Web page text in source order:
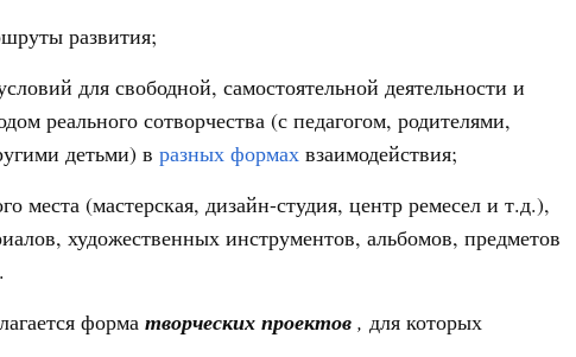
развития;
для свободной, самостоятельной деятельности и
реального сотворчества (с педагогом, родителями,
детьми) в разных формахвзаимодействия;
места (мастерская, дизайн-студия, центр ремесел и т.д.),
художественных инструментов, альбомов, предметов
форма творческих проектов , для которых